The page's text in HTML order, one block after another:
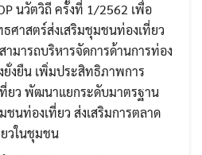
นวัตวิถี ครั้งที่ 1/2562 เพื่อ
ศาสตร์ส่งเสริมชุมชนท่องเที่ยว
มารถบริหารจัดการด้านการท่อง
ยั่งยืน เพิ่มประสิทธิภาพการ
ยว พัฒนาแยกระดับมาตรฐาน
นท่องเที่ยว ส่งเสริมการตลาด
ยวในชุมชน